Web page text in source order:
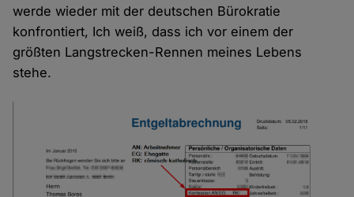
werde wieder mit der deutschen Bürokratie
konfrontiert, Ich weiß, dass ich vor einem der
größten Langstrecken-Rennen meines Lebens
stehe.